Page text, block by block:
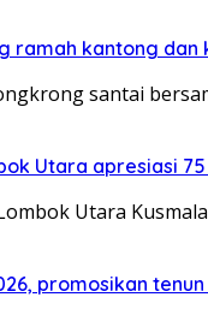
ramah kantong dan
santai
Utara apresiasi
Utara
promosikan